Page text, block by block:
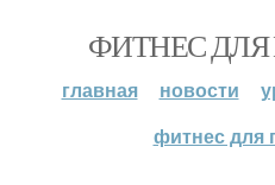
ФИТНЕС
главная новости
фитнес для